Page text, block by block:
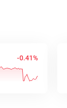
-0.41% 美